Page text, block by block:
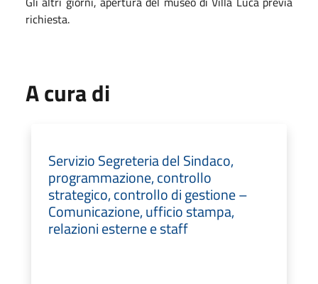
richiesta.
A cura di
Servizio Segreteria del Sindaco,
programmazione, controllo
strategico, controllo di gestione –
Comunicazione, ufficio stampa,
relazioni esterne e staff